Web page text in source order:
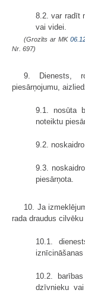
8.2. var radīt
vai videi.
(Grozīts ar MK
Nr. 697)
9. Dienests,
piesārņojumu,
9.1. nosūta
noteiktu
9.2.
9.3.
piesārņota.
10. Ja
rada draudus
10.1.
iznīcināšanas
10.2.
dzīvnieku